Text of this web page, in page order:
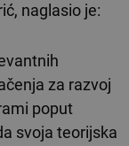
naglasio je:
za razvoj
poput
svoja teorijska